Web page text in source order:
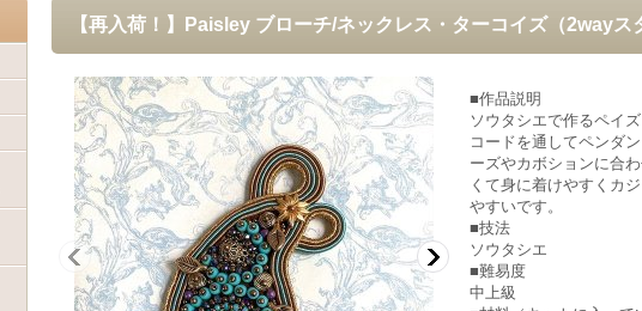
【再入荷！】Paisley ブローチ/ネックレス・ターコイズ（2way
■作品説明
ソウタシエで作るペイ
コードを通してペンダ
ーズやカボションに合
くて身に着けやすくカ
やすいです。
■技法
ソウタシエ
■難易度
中上級